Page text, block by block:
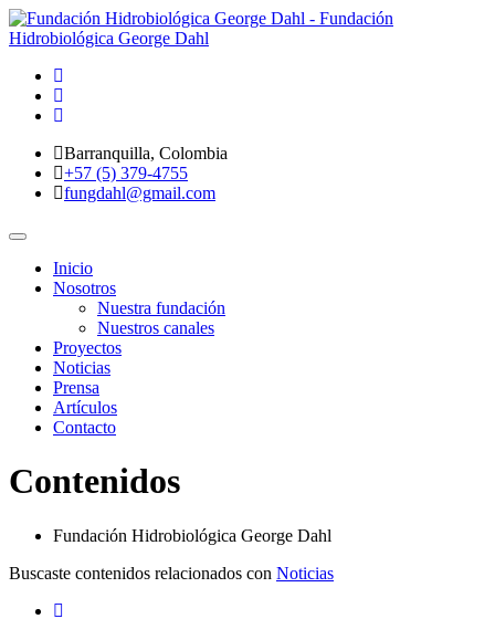
Barranquilla, Colombia
+57 (5) 379-4755
fungdahl@gmail.com
Toggle
navigation
Inicio
Nosotros
Nuestra fundación
Nuestros canales
Proyectos
Noticias
Prensa
Artículos
Contacto
Contenidos
Fundación Hidrobiológica George Dahl
Buscaste contenidos relacionados con Noticias